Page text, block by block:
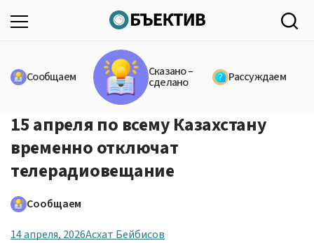
Сообщаем Сказано –
сделано Рассуждаем
15 апреля по всему Казахстану
временно отключат
телерадиовещание
Сообщаем
14 апреля, 2026Асхат Бейбисов